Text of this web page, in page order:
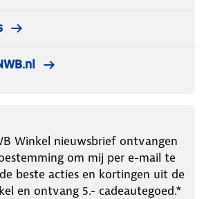
Winkel nieuwsbrief ontvangen
om mij per e-mail te
beste acties en kortingen uit de
en ontvang 5.- cadeautegoed.*